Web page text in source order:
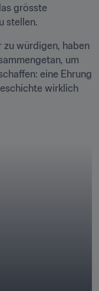
grösste
stellen.
zu würdigen, haben
um
eine Ehrung
wirklich